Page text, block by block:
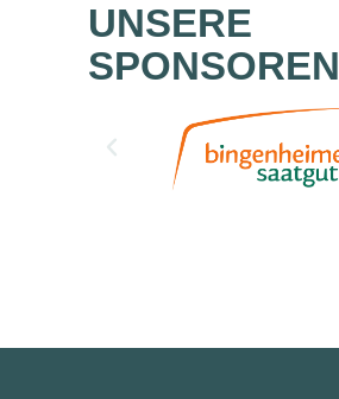
UNSERE
SPONSOREN